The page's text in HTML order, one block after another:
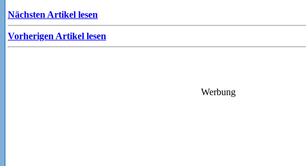
Nächsten Artikel lesen
Vorherigen Artikel lesen
Werbung